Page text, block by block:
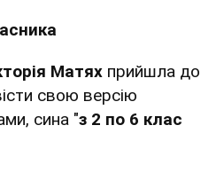
Матях прийшла до
свою версію
сина "з 2 по 6 клас